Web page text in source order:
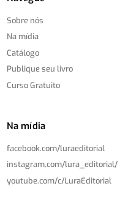
Sobre nós
Na mídia
Catálogo
Publique seu livro
Curso Gratuito
Na mídia
facebook.com/luraeditorial
instagram.com/lura_editorial/
youtube.com/c/LuraEditorial